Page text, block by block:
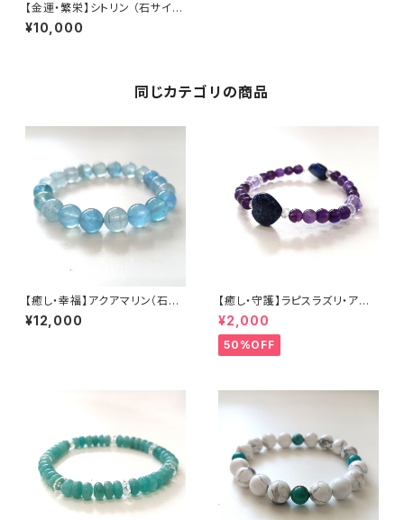
【金運・繁栄】シトリン （石サイズ
8.5mm玉） 内径16cm
¥10,000
同じカテゴリの商品
【癒し・幸福】アクアマリン（石サ
イズ 10mm玉） 内径16cm
¥12,000
【癒し・守護】ラピスラズリ・アメ
ジスト・水晶（石サイズ:12〜6m
m） 内径15cm
¥2,000
50%OFF